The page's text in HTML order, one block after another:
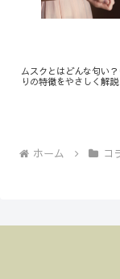
ムスクとはどんな匂い
りの特徴をやさしく解説
ホーム コ